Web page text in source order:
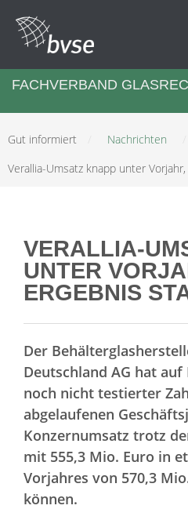
FACHVERBAND
Gut informiert Nachrichten
Verallia-Umsatz knapp unter
VERALLIA-
UNTER
ERGEBNIS
Der
Deutschland AG hat
noch nicht testierter
abgelaufenen
Konzernumsatz trotz
mit 555,3 Mio. Euro in
Vorjahres von 570,3
können.